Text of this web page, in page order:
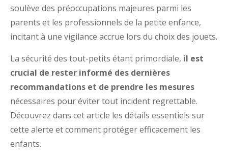
soulève des préoccupations majeures parmi les
parents et les professionnels de la petite enfance,
incitant à une vigilance accrue lors du choix des jouets.
La sécurité des tout-petits étant primordiale, il est
crucial de rester informé des dernières
recommandations et de prendre les mesures
nécessaires pour éviter tout incident regrettable.
Découvrez dans cet article les détails essentiels sur
cette alerte et comment protéger efficacement les
enfants.